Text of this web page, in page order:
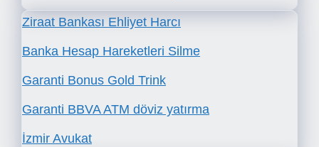
Ziraat Bankası Ehliyet Harcı
Banka Hesap Hareketleri Silme
Garanti Bonus Gold Trink
Garanti BBVA ATM döviz yatırma
İzmir Avukat